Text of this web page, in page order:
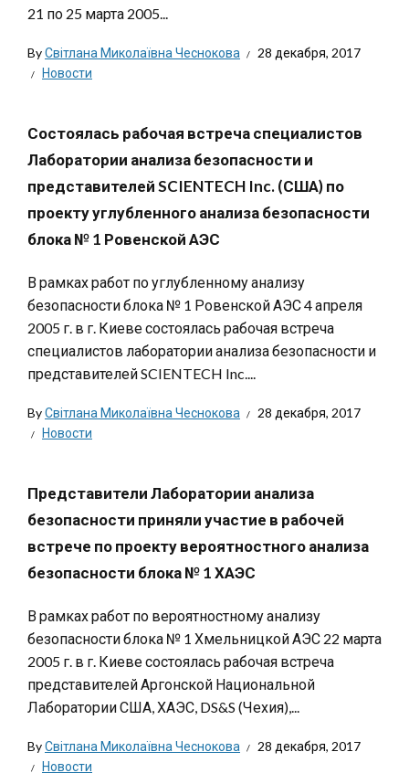
21 по 25 марта 2005...
ByСвітлана Миколаївна Чеснокова
28 декабря, 2017
Новости
Состоялась рабочая встреча специалистов
Лаборатории анализа безопасности и
представителей SCIENTECH Inc. (США) по
проекту углубленного анализа безопасности
блока № 1 Ровенской АЭС
В рамках работ по углубленному анализу
безопасности блока № 1 Ровенской АЭС 4 апреля
2005 г. в г. Киеве состоялась рабочая встреча
специалистов лаборатории анализа безопасности и
представителей SCIENTECH Inc....
ByСвітлана Миколаївна Чеснокова
28 декабря, 2017
Новости
Представители Лаборатории анализа
безопасности приняли участие в рабочей
встрече по проекту вероятностного анализа
безопасности блока № 1 ХАЭС
В рамках работ по вероятностному анализу
безопасности блока № 1 Хмельницкой АЭС 22 марта
2005 г. в г. Киеве состоялась рабочая встреча
представителей Аргонской Национальной
Лаборатории США, ХАЭС, DS&S (Чехия),...
ByСвітлана Миколаївна Чеснокова
28 декабря, 2017
Новости